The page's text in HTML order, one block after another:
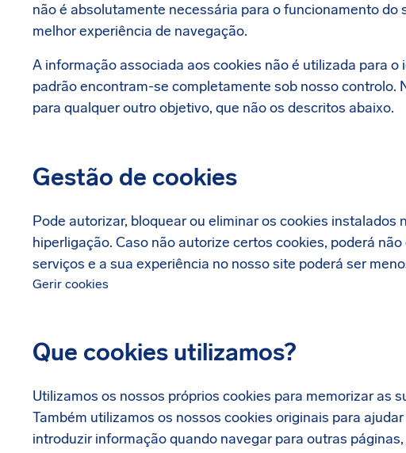
não é absolutamente necessária para o funcionamento
melhor experiência de navegação.
A informação associada aos cookies não é utilizada para
padrão encontram-se completamente sob nosso controlo.
para qualquer outro objetivo, que não os descritos abaixo.
Gestão de cookies
Pode autorizar, bloquear ou eliminar os cookies instalados
hiperligação. Caso não autorize certos cookies, poderá
serviços e a sua experiência no nosso site poderá ser
Gerir cookies
Que cookies utilizamos?
Utilizamos os nossos próprios cookies para memorizar as
Também utilizamos os nossos cookies originais para
introduzir informação quando navegar para outras